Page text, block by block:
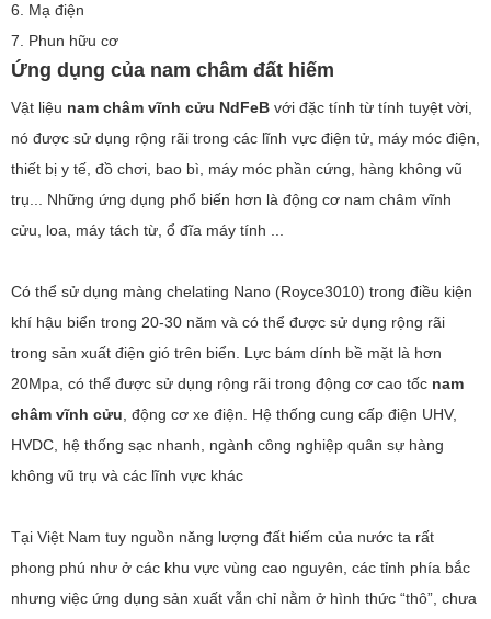
6. Mạ điện
7. Phun hữu cơ
Ứng dụng của nam châm đất hiếm
Vật liệu nam châm vĩnh cửu NdFeB với đặc tính từ tính tuyệt vời,
nó được sử dụng rộng rãi trong các lĩnh vực điện tử, máy móc điện,
thiết bị y tế, đồ chơi, bao bì, máy móc phần cứng, hàng không vũ
trụ... Những ứng dụng phổ biến hơn là động cơ nam châm vĩnh
cửu, loa, máy tách từ, ổ đĩa máy tính ...
Có thể sử dụng màng chelating Nano (Royce3010) trong điều kiện
khí hậu biển trong 20-30 năm và có thể được sử dụng rộng rãi
trong sản xuất điện gió trên biển. Lực bám dính bề mặt là hơn
20Mpa, có thể được sử dụng rộng rãi trong động cơ cao tốc nam
châm vĩnh cửu , động cơ xe điện. Hệ thống cung cấp điện UHV,
HVDC, hệ thống sạc nhanh, ngành công nghiệp quân sự hàng
không vũ trụ và các lĩnh vực khác
Tại Việt Nam tuy nguồn năng lượng đất hiếm của nước ta rất
phong phú như ở các khu vực vùng cao nguyên, các tỉnh phía bắc
nhưng việc ứng dụng sản xuất vẫn chỉ nằm ở hình thức “thô”, chưa